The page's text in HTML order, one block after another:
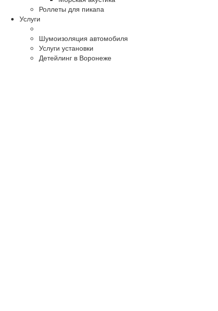
Роллеты для пикапа
Услуги
Шумоизоляция автомобиля
Услуги установки
Детейлинг в Воронеже